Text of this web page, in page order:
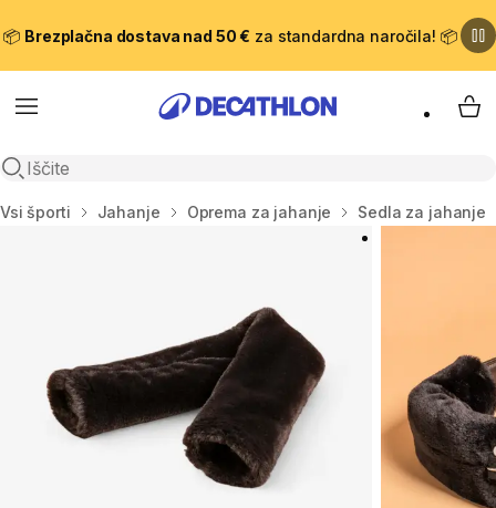
📦 Brezplačna dostava nad 50 € za standardna naročila! 📦
Meni
Odpri iskanje
Domov
Vsi športi Jahanje Oprema za jahanje Sedla za jahanje